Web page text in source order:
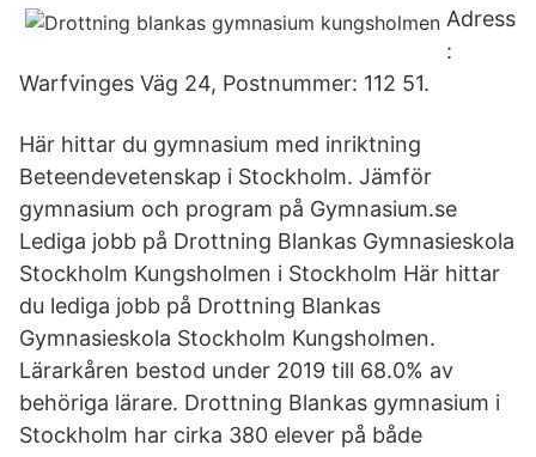
Adress
:
Warfvinges Väg 24, Postnummer: 112 51.
Här hittar du gymnasium med inriktning
Beteendevetenskap i Stockholm. Jämför
gymnasium och program på Gymnasium.se
Lediga jobb på Drottning Blankas Gymnasieskola
Stockholm Kungsholmen i Stockholm Här hittar
du lediga jobb på Drottning Blankas
Gymnasieskola Stockholm Kungsholmen.
Lärarkåren bestod under 2019 till 68.0% av
behöriga lärare. Drottning Blankas gymnasium i
Stockholm har cirka 380 elever på både